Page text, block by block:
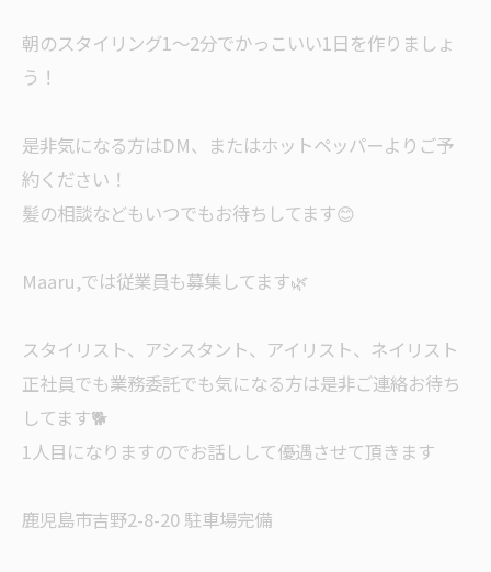
朝のスタイリング1〜2分でかっこいい1日を作りましょ
う！
是非気になる方はDM、またはホットペッパーよりご予
約ください！
髪の相談などもいつでもお待ちしてます😊
Maaru,では従業員も募集してます🌿
スタイリスト、アシスタント、アイリスト、ネイリスト
正社員でも業務委託でも気になる方は是非ご連絡お待ち
してます🐕
1人目になりますのでお話しして優遇させて頂きます
鹿児島市吉野2-8-20 駐車場完備